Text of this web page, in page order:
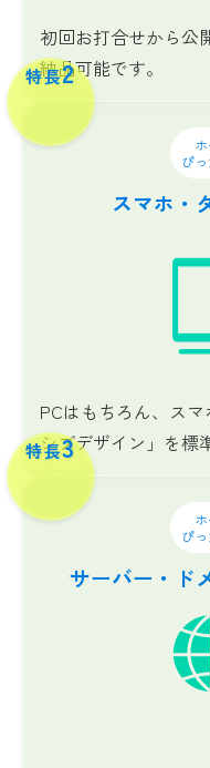
初回お打合せから公
納品可能です。
ぴ
特長2
スマホ・
PCはもちろん、ス
シブデザイン」を標
ぴ
特長3
サーバー・ド